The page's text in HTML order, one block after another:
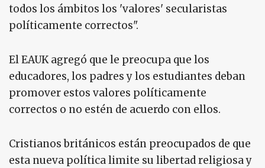
todos los ámbitos los 'valores' secularistas
políticamente correctos".
El EAUK agregó que le preocupa que los
educadores, los padres y los estudiantes deban
promover estos valores políticamente
correctos o no estén de acuerdo con ellos.
Cristianos británicos están preocupados de que
esta nueva política limite su libertad religiosa y